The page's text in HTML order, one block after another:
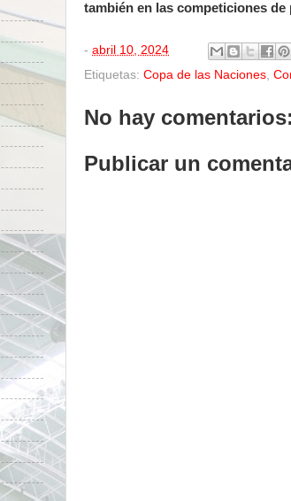
también en las competiciones de
- abril 10, 2024
Etiquetas: Copa de las Naciones
No hay comentarios:
Publicar un